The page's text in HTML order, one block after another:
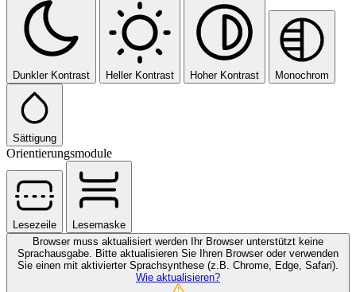
Dunkler Kontrast Heller Kontrast Hoher Kontrast Monochrom
Sättigung
Orientierungsmodule
Lesezeile
Lesemaske
Browser muss aktualisiert werden
Ihr Browser unterstützt keine
Sprachausgabe. Bitte aktualisieren Sie Ihren Browser oder verwenden
Sie einen mit aktivierter Sprachsynthese (z.B. Chrome, Edge, Safari).
Wie aktualisieren?